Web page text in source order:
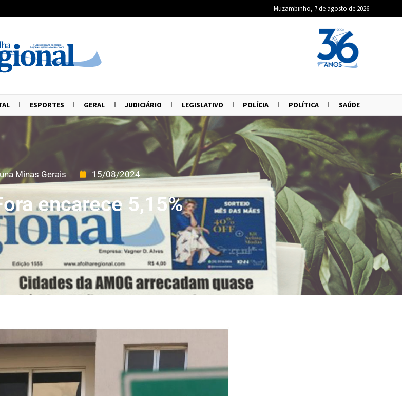
Muzambinho, 7 de agosto de 2026
ESPORTES GERAL JUDICIÁRIO LEGISLATIVO POLÍCIA POLÍTICA SAÚDE
Minas Gerais 15/08/2024
encarece 5,15%